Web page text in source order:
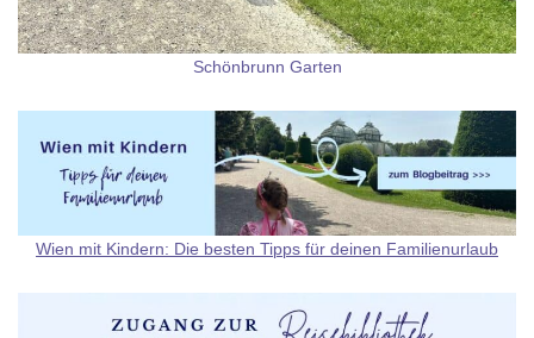
Schönbrunn Garten
Wien mit Kindern: Die besten Tipps für deinen Familienurlaub